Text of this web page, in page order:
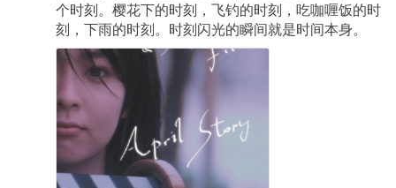
个时刻。樱花下的时刻，飞钓的时刻，吃咖喱饭的时
刻，下雨的时刻。时刻闪光的瞬间就是时间本身。